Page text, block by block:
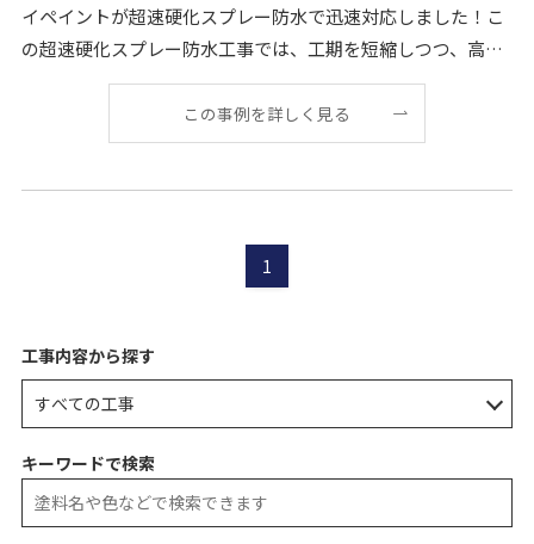
イペイントが超速硬化スプレー防水で迅速対応しました！こ
の超速硬化スプレー防水工事では、工期を短縮しつつ、高い
防水効果を提供できます。 結果的に、お客様にもご満足いた
この事例を詳しく見る
1
工事内容から探す
キーワードで検索